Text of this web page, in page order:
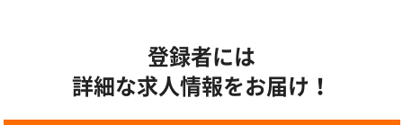
登録者には
詳細な求人情報をお届け！